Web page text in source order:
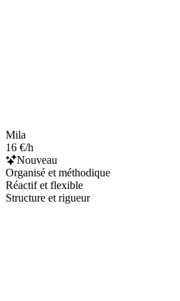
Mila
16 €/h
Nouveau
Organisé et méthodique
Réactif et flexible
Structure et rigueur